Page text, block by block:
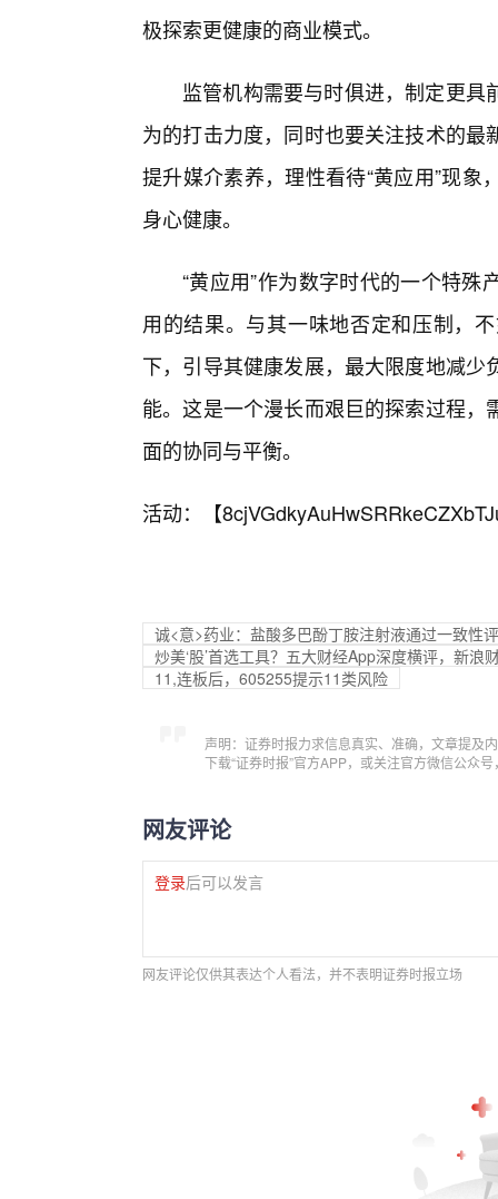
极探索更健康的商业模式。
监管机构需要与时俱进，制定更
为的打击力度，同时也要关注技术的
提升媒介素养，理性看待“黄应用”现
身心健康。
“黄应用”作为数字时代的一个特
用的结果。与其一味地否定和压制，
下，引导其健康发展，最大限度地减
能。这是一个漫长而艰巨的探索过程
面的协同与平衡。
活动：【
诚<意>药业：盐酸多巴酚丁胺注射液通过一致性
炒美‘股’首选工具？五大财经App深度横评，新浪
11,连板后，605255提示11类风险
声明：证券时报力求信息真实、准确，文章提及
下载“证券时报”官方APP，或关注官方微信公众
网友评论
登录后可以发言
网友评论仅供其表达个人看法，并不表明证券时报立场